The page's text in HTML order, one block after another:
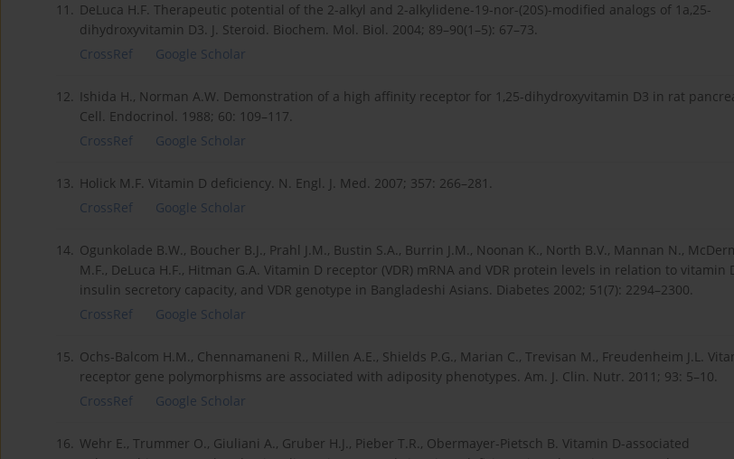
11. DeLuca H.F. Therapeutic potential of the 2-alkyl and 2-alkylidene-19-nor-(20S)-modified analogs of 1a,25-
dihydroxyvitamin D3. J. Steroid. Biochem. Mol. Biol. 2004; 89–90(1–5): 67–73.
CrossRef
Google Scholar
12.
Ishida H., Norman A.W. Demonstration of a high affinity receptor for 1,25-dihydroxyvitamin D3 in rat
Cell. Endocrinol. 1988; 60: 109–117.
CrossRef
Google Scholar
13. Holick M.F. Vitamin D deficiency. N. Engl. J. Med. 2007; 357: 266–281.
CrossRef
Google Scholar
14. Ogunkolade B.W., Boucher B.J., Prahl J.M., Bustin S.A., Burrin J.M., Noonan K., North B.V., Mannan N.,
M.F., DeLuca H.F., Hitman G.A. Vitamin D receptor (VDR) mRNA and VDR protein levels in relation to vitamin
insulin secretory capacity, and VDR genotype in Bangladeshi Asians. Diabetes 2002; 51(7): 2294–2300.
CrossRef
Google Scholar
15. Ochs-Balcom H.M., Chennamaneni R., Millen A.E., Shields P.G., Marian C., Trevisan M., Freudenheim J.L.
receptor gene polymorphisms are associated with adiposity phenotypes. Am. J. Clin. Nutr. 2011; 93: 5–10.
CrossRef
Google Scholar
16. Wehr E., Trummer O., Giuliani A., Gruber H.J., Pieber T.R., Obermayer-Pietsch B. Vitamin D-associated